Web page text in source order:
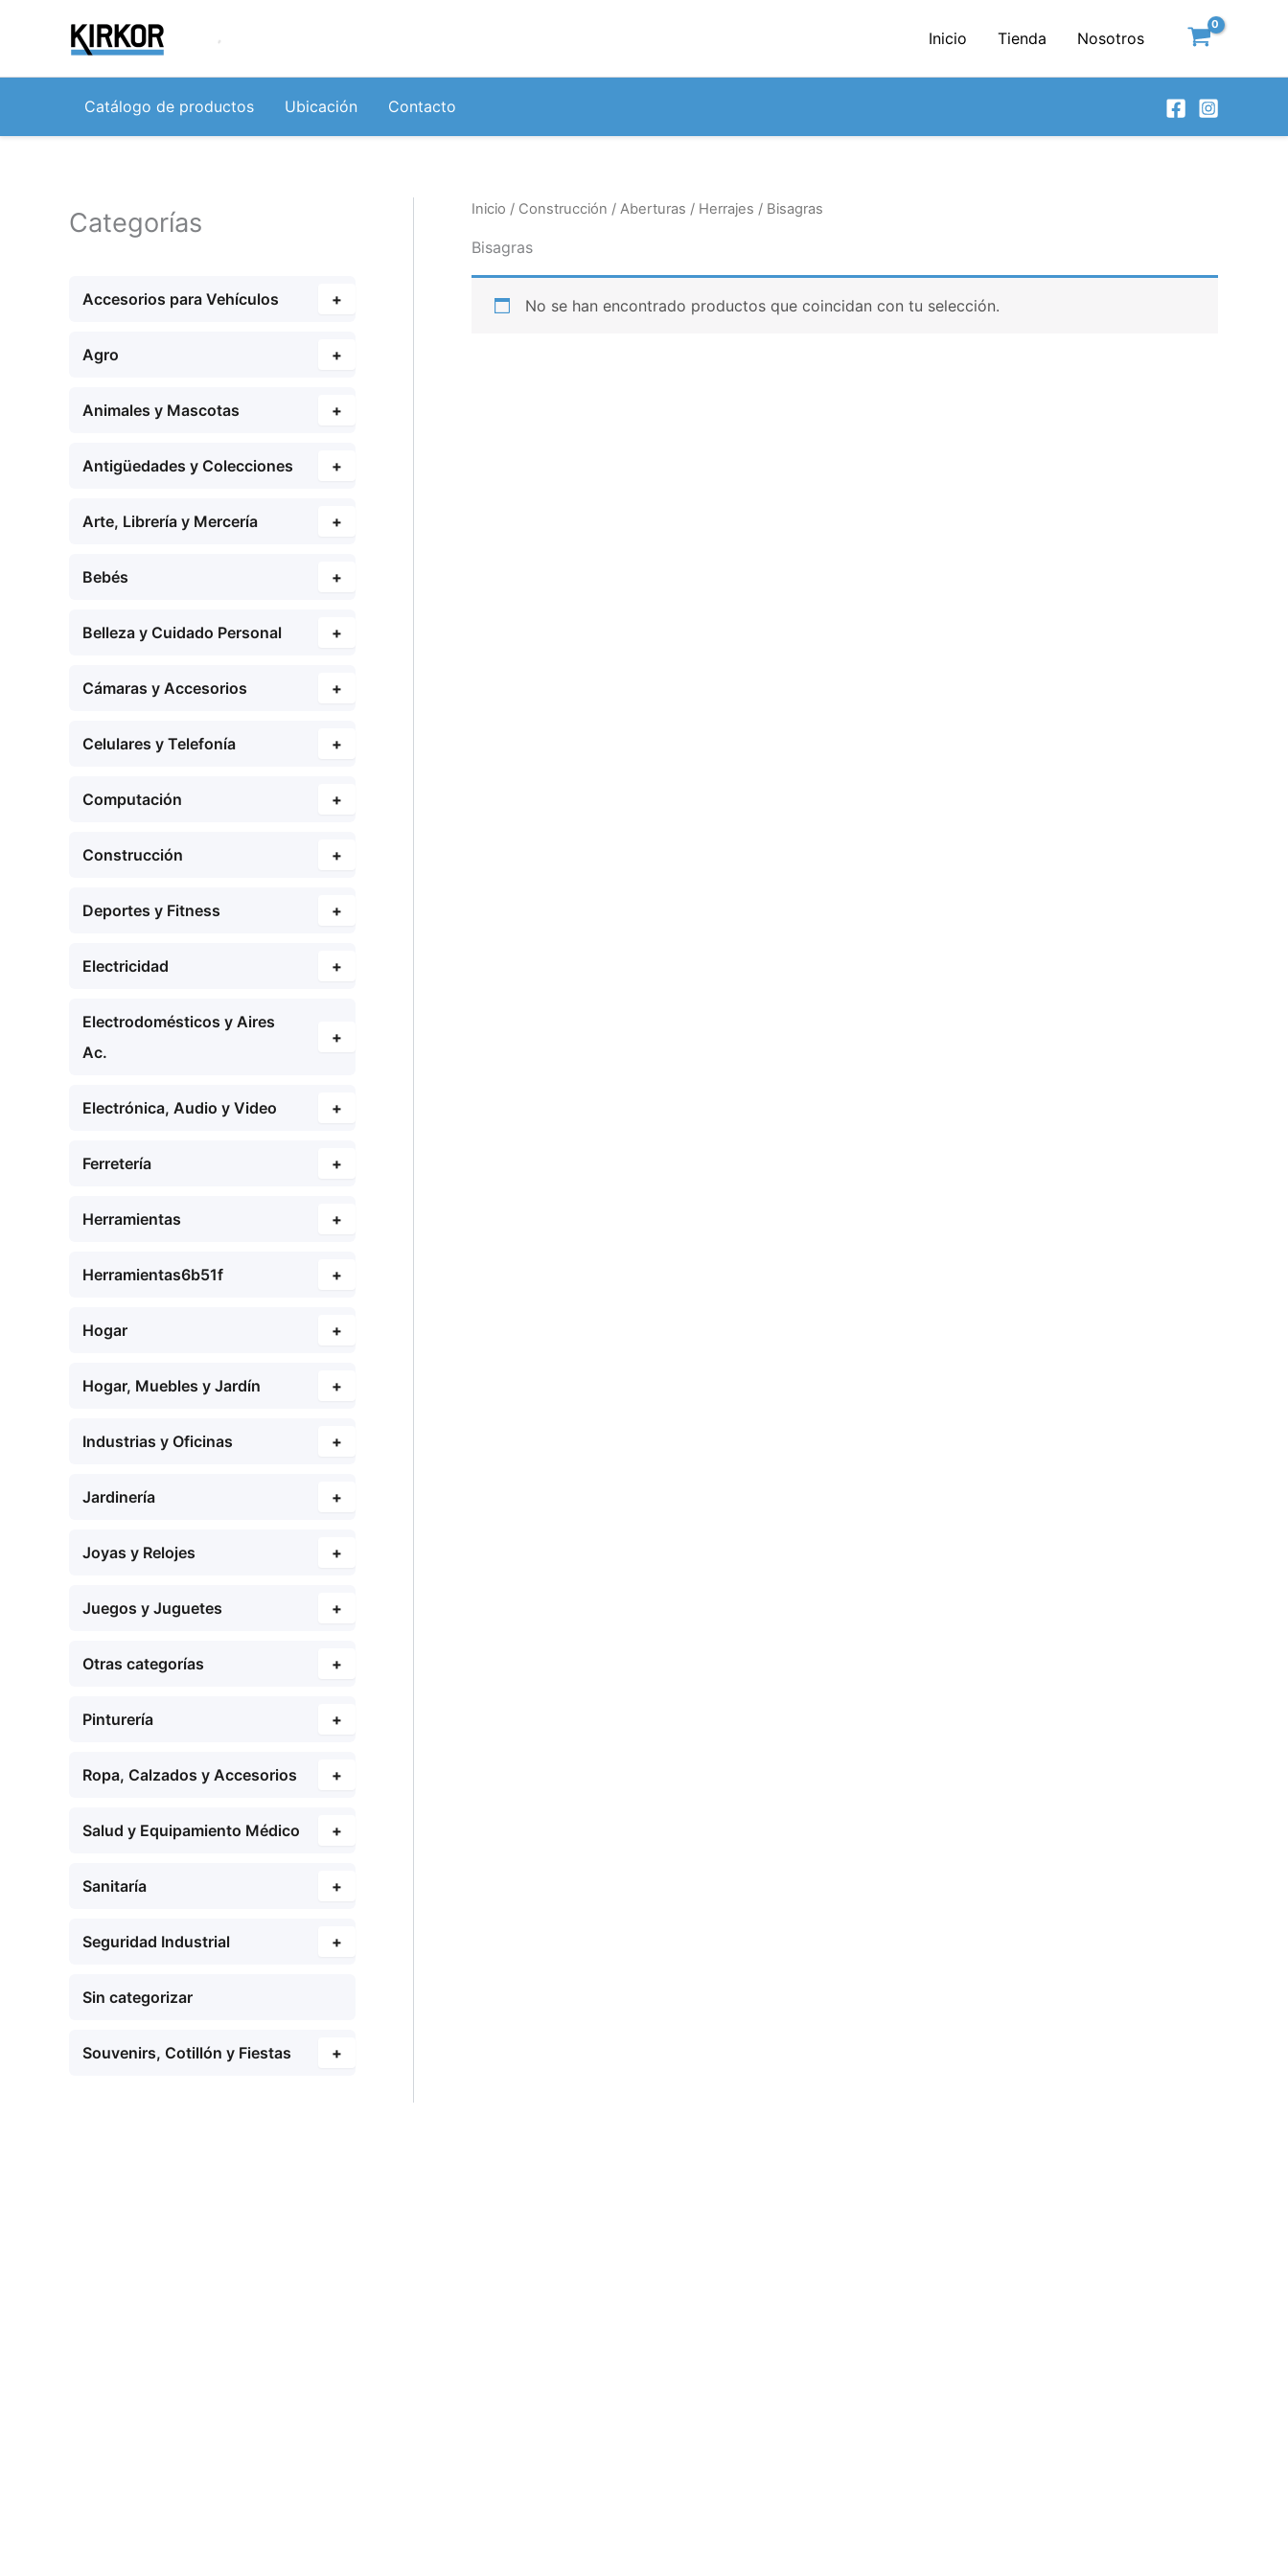
contenido
Inicio Tienda Nosotros
Catálogo de productos Ubicación Contacto
Categorías
Accesorios para Vehículos +
Agro +
Animales y Mascotas +
Antigüedades y Colecciones +
Arte, Librería y Mercería +
Bebés +
Belleza y Cuidado Personal +
Cámaras y Accesorios +
Celulares y Telefonía +
Computación +
Construcción +
Deportes y Fitness +
Electricidad +
Electrodomésticos y Aires
Ac.
+
Electrónica, Audio y Video +
Ferretería +
Herramientas +
Herramientas6b51f +
Hogar +
Hogar, Muebles y Jardín +
Industrias y Oficinas +
Jardinería +
Joyas y Relojes +
Juegos y Juguetes +
Otras categorías +
Pinturería +
Ropa, Calzados y Accesorios +
Salud y Equipamiento Médico +
Sanitaría +
Seguridad Industrial +
Sin categorizar
Souvenirs, Cotillón y Fiestas +
Inicio / Construcción / Aberturas / Herrajes / Bisagras
Bisagras
No se han encontrado productos que coincidan con tu selección.